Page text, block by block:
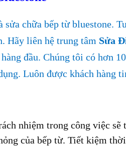
sửa chữa bếp từ bluestone.
Hãy liên hệ trung tâm Sửa
đầu. Chúng tôi có hơn
Luôn được khách hàng
nhiệm trong công việc sẽ
của bếp từ. Tiết kiệm